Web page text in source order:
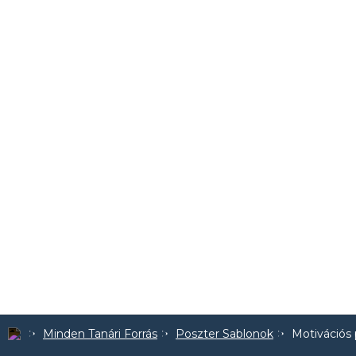
Minden Tanári Forrás Poszter Sablonok Motivációs